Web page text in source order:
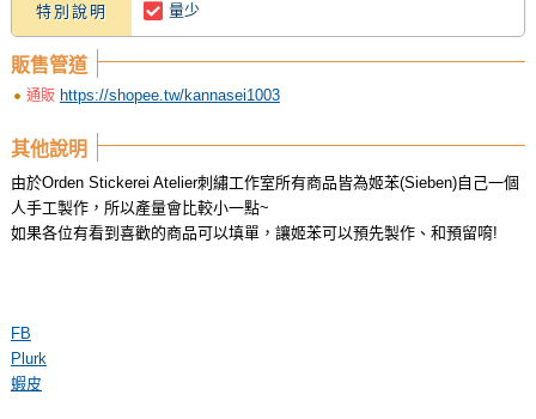
特別說明 量少
販售管道
通販 https://shopee.tw/kannasei1003
其他說明
由於Orden Stickerei Atelier刺繡工作室所有商品皆為姬苯(Sieben)自己一個
人手工製作，所以產量會比較小一點~
如果各位有看到喜歡的商品可以填單，讓姬苯可以預先製作、和預留唷!
FB
Plurk
蝦皮